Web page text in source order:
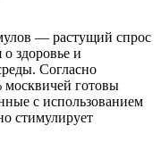
— растущий спрос
здоровье и
Согласно
москвичей готовы
с использованием
стимулирует